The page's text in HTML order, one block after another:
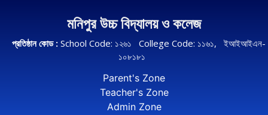
মনিপুর উচ্চ বিদ্যালয় ও কলেজ
প্রতিষ্ঠান কোড : School Code: ১২৬১ College Code: ১১৬১, ইআইআইএন-
১০৮১৮১
Parent's Zone
Teacher's Zone
Admin Zone